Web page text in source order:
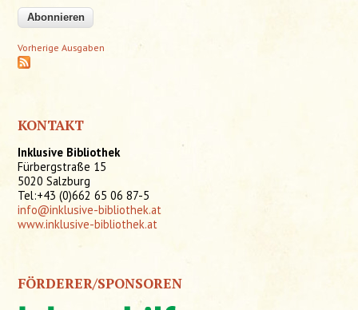
Vorherige Ausgaben
KONTAKT
Inklusive Bibliothek
Fürbergstraße 15
5020 Salzburg
Tel:+43 (0)662 65 06 87-5
info@inklusive-bibliothek.at
www.inklusive-bibliothek.at
FÖRDERER/SPONSOREN